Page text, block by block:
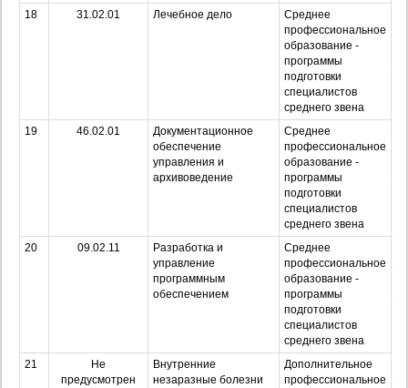
18 31.02.01 Лечебное дело
Среднее
профессиональное
образование -
программы
подготовки
специалистов
среднего звена
19 46.02.01
Документационное
обеспечение
управления и
архивоведение
Среднее
профессиональное
образование -
программы
подготовки
специалистов
среднего звена
20 09.02.11
Разработка и
управление
программным
обеспечением
Среднее
профессиональное
образование -
программы
подготовки
специалистов
среднего звена
21
Не
предусмотрен
Внутренние
незаразные болезни
Дополнительное
профессиональное